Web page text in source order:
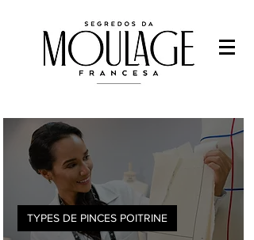
-Étude de la mode
Francys Saleh
TYPES DE PINCES POITRINE